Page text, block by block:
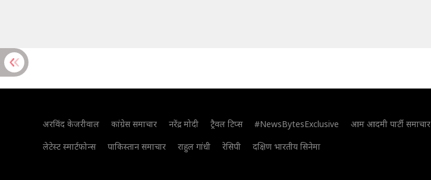
अरविंद केजरीवाल कांग्रेस समाचार नरेंद्र मोदी ट्रैवल टिप्स #NewsBytesExclusive आम आदमी पार्टी समाचार
लेटेस्ट स्मार्टफोन्स
पाकिस्तान समाचार राहुल गांधी रेसिपी दक्षिण भारतीय सिनेमा